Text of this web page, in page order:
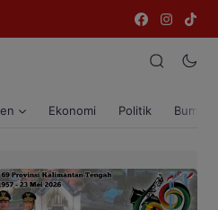
Ekonomi Politik Bumi